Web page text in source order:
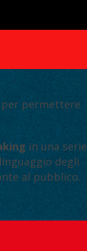
permettere
in una serie
degli
al pubblico.